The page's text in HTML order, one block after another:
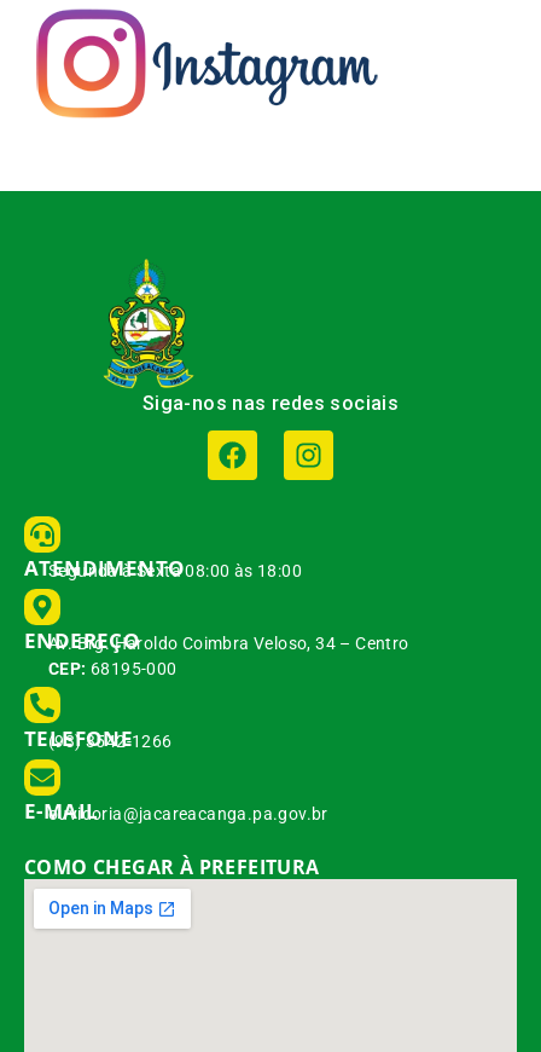
Siga-nos nas redes sociais
ATENDIMENTO
Segunda à Sexta 08:00 às 18:00
ENDEREÇO
Av. Brg. Haroldo Coimbra Veloso, 34 – Centro
CEP: 68195-000
TELEFONE
(93) 3542-1266
E-MAIL
ouvidoria@jacareacanga.pa.gov.br
COMO CHEGAR À PREFEITURA